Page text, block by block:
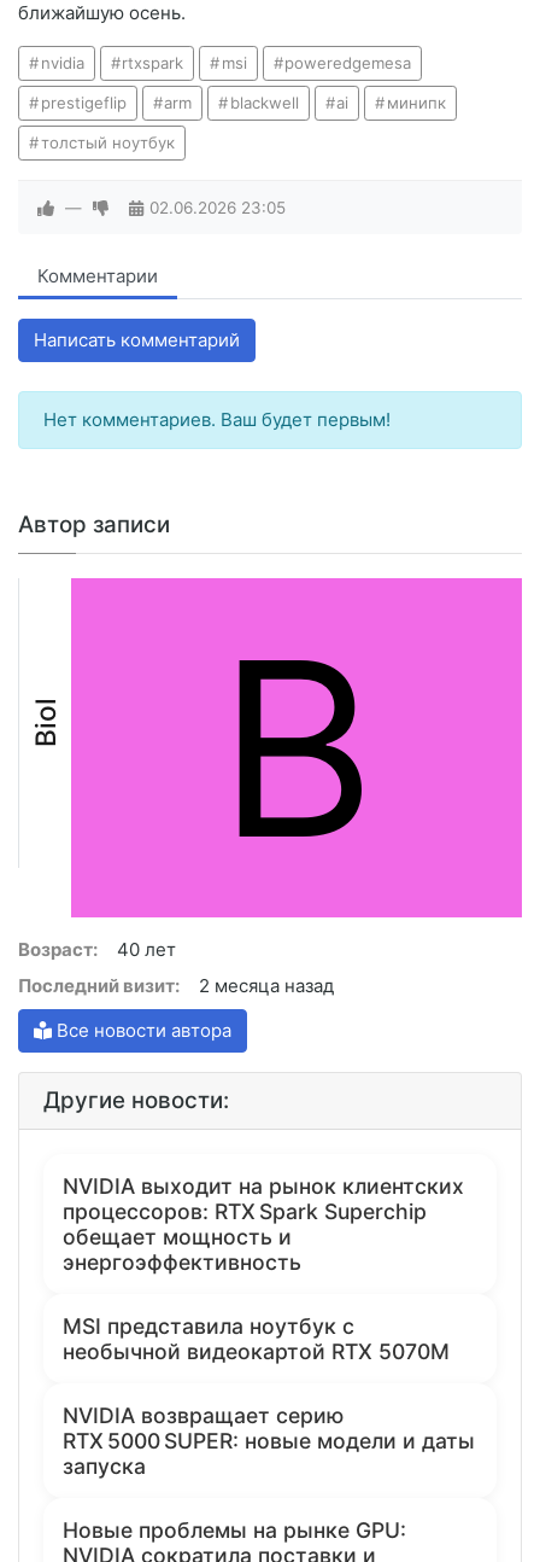
ближайшую осень.
nvidia rtxspark msi poweredgemesa
prestigeflip arm blackwell ai минипк
толстый ноутбук
— 02.06.2026 23:05
Комментарии
Написать комментарий
Нет комментариев. Ваш будет первым!
Автор записи
Biol B
Возраст:
40 лет
Последний визит:
2 месяца назад
Все новости автора
Другие новости:
NVIDIA выходит на рынок клиентских
процессоров: RTX Spark Superchip
обещает мощность и
энергоэффективность
MSI представила ноутбук с
необычной видеокартой RTX 5070M
NVIDIA возвращает серию
RTX 5000 SUPER: новые модели и даты
запуска
Новые проблемы на рынке GPU:
NVIDIA сократила поставки и